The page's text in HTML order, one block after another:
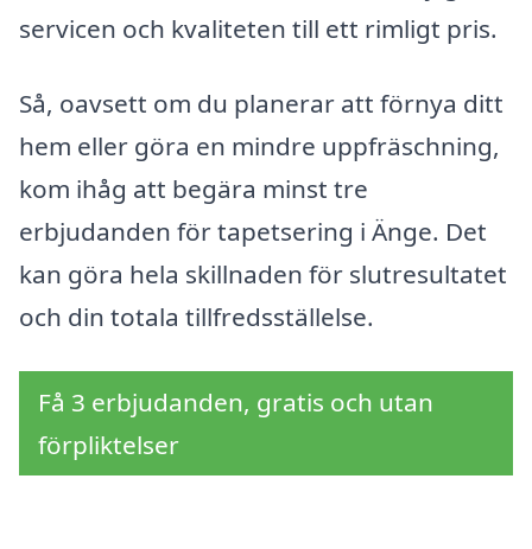
servicen och kvaliteten till ett rimligt pris.
Så, oavsett om du planerar att förnya ditt
hem eller göra en mindre uppfräschning,
kom ihåg att begära minst tre
erbjudanden för tapetsering i Änge. Det
kan göra hela skillnaden för slutresultatet
och din totala tillfredsställelse.
Få 3 erbjudanden, gratis och utan
förpliktelser